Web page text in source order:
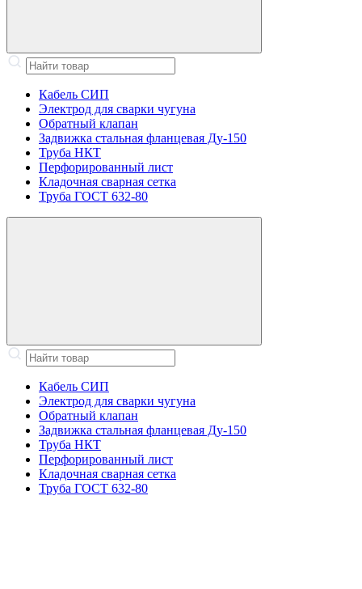
Кабель СИП
Электрод для сварки чугуна
Обратный клапан
Задвижка стальная фланцевая Ду-150
Труба НКТ
Перфорированный лист
Кладочная сварная сетка
Труба ГОСТ 632-80
Кабель СИП
Электрод для сварки чугуна
Обратный клапан
Задвижка стальная фланцевая Ду-150
Труба НКТ
Перфорированный лист
Кладочная сварная сетка
Труба ГОСТ 632-80